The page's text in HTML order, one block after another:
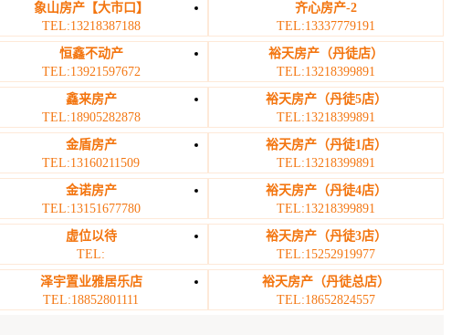
象山房产【大市口】
TEL:13218387188
齐心房产-2
TEL:13337779191
恒鑫不动产
TEL:13921597672
裕天房产（丹徒店）
TEL:13218399891
鑫来房产
TEL:18905282878
裕天房产（丹徒5店）
TEL:13218399891
金盾房产
TEL:13160211509
裕天房产（丹徒1店）
TEL:13218399891
金诺房产
TEL:13151677780
裕天房产（丹徒4店）
TEL:13218399891
虚位以待
TEL:
裕天房产（丹徒3店）
TEL:15252919977
泽宇置业雅居乐店
TEL:18852801111
裕天房产（丹徒总店）
TEL:18652824557